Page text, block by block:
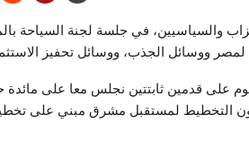
في جلسة لجنة السياحة
ووسائل الجذب، ووسائل تحفيز
على قدمين ثابتتين نجلس معا على
التخطيط لمستقبل مشرق مبني على